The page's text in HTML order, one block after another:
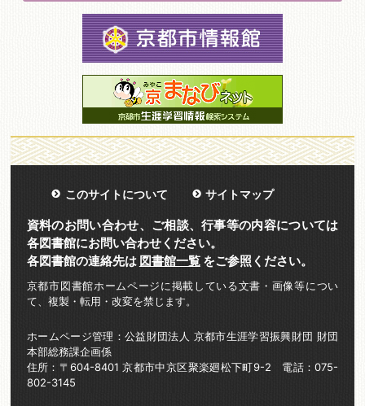
このサイトについて サイトマップ
資料のお問い合わせ、ご相談、行事等の内容については
各図書館にお問い合わせください。
各図書館の連絡先は 図書館一覧をご参照ください。
京都市図書館ホームページに掲載している文書・画像等につい
て、複製・転用・改変を禁じます。
ホームページ管理：公益財団法人 京都市生涯学習振興財団 財団
本部総務課企画係
住所：〒604-8401 京都市中京区聚楽廻松下町9-2 電話：075-
802-3145